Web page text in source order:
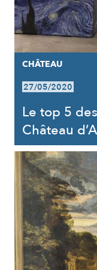
CHÂTEAU
27/05/2020
Le top 5
Château